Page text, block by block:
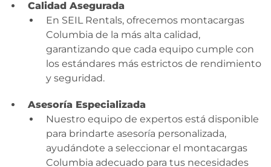
Calidad Asegurada
En SEIL Rentals, ofrecemos montacargas
Columbia de la más alta calidad,
garantizando que cada equipo cumple con
los estándares más estrictos de rendimiento
y seguridad.
Asesoría Especializada
Nuestro equipo de expertos está disponible
para brindarte asesoría personalizada,
ayudándote a seleccionar el montacargas
Columbia adecuado para tus necesidades